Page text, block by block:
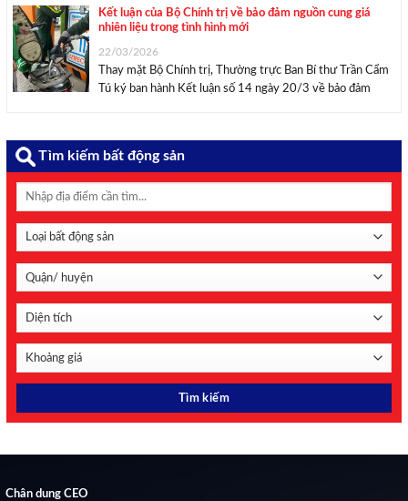
Kết luận của Bộ Chính trị về bảo đảm nguồn cung giá
nhiên liệu trong tình hình mới
22/03/2026
Thay mặt Bộ Chính trị, Thường trực Ban Bí thư Trần Cẩm
Tú ký ban hành Kết luận số 14 ngày 20/3 về bảo đảm
...
Tìm kiếm bất động sản
Chân dung CEO